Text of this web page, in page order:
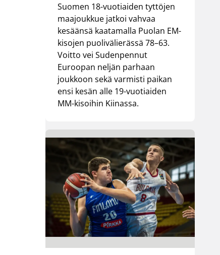
Suomen 18-vuotiaiden tyttöjen
maajoukkue jatkoi vahvaa
kesäänsä kaatamalla Puolan EM-
kisojen puolivälierässä 78–63.
Voitto vei Sudenpennut
Euroopan neljän parhaan
joukkoon sekä varmisti paikan
ensi kesän alle 19-vuotiaiden
MM-kisoihin Kiinassa.